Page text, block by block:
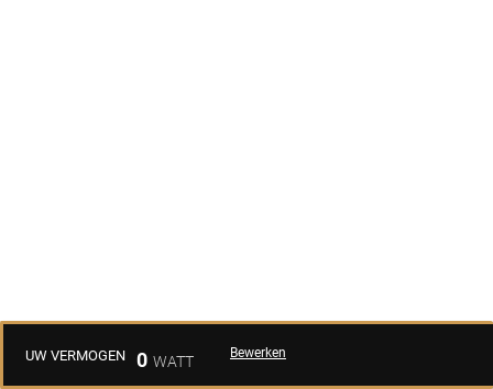
UW VERMOGEN 0 Bewerken